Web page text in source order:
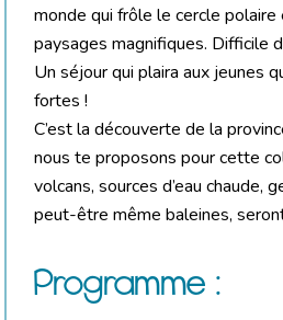
monde qui frôle le cercle
paysages magnifiques. Difficile
Un séjour qui plaira aux jeunes
fortes !
C’est la découverte de la
nous te proposons pour cette
volcans, sources d’eau chaude,
peut-être même baleines,
Programme :